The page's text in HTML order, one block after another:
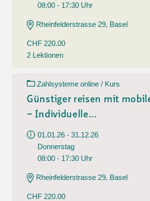
08:00 - 17:30 Uhr
Rheinfelderstrasse 29, Basel
CHF 220.00
2 Lektionen
Zahlsysteme online / Kurs
Günstiger reisen mit
– Individuelle...
01.01.26 - 31.12.26
Donnerstag
08:00 - 17:30 Uhr
Rheinfelderstrasse 29, Basel
CHF 220.00